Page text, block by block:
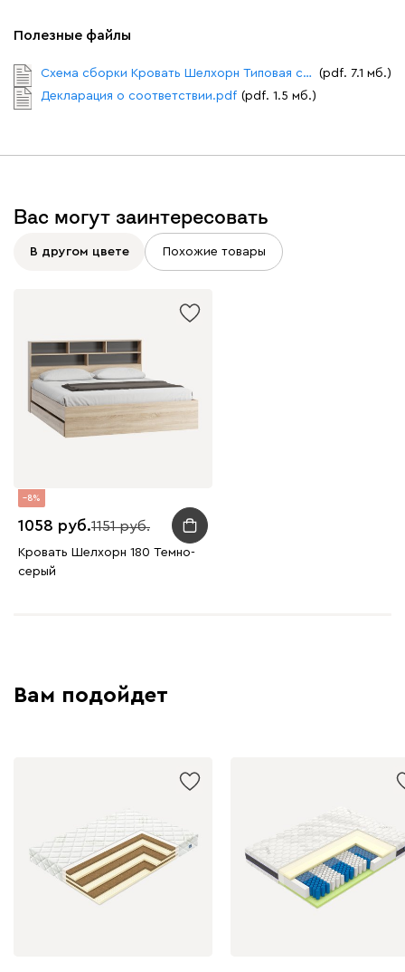
Полезные файлы
Схема сборки Кровать Шелхорн Типовая с ящиком.pdf
(pdf. 7.1 мб.)
Декларация о соответствии.pdf (pdf. 1.5 мб.)
Вас могут заинтересовать
В другом цвете Похожие товары
8
1058 1151
Кровать Шелхорн 180 Темно-
серый
Вам подойдет